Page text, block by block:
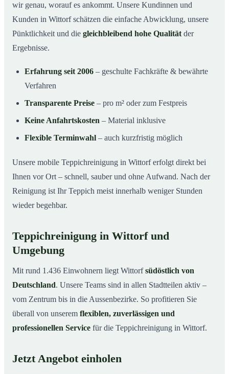
wir genau, worauf es ankommt. Unsere Kundinnen und
Kunden in Wittorf schätzen die einfache Abwicklung, unsere
Pünktlichkeit und die gleichbleibend hohe Qualität der
Ergebnisse.
Erfahrung seit 2006 – geschulte Fachkräfte & bewährte
Verfahren
Transparente Preise – pro m² oder zum Festpreis
Keine Anfahrtskosten – Material inklusive
Flexible Terminwahl – auch kurzfristig möglich
Unsere mobile Teppichreinigung in Wittorf erfolgt direkt bei
Ihnen vor Ort – schnell, sauber und ohne Aufwand. Nach der
Reinigung ist Ihr Teppich meist innerhalb weniger Stunden
wieder begehbar.
Teppichreinigung in Wittorf und
Umgebung
Mit rund 1.436 Einwohnern liegt Wittorfsüdöstlich von
Deutschland. Unsere Teams sind in allen Stadtteilen aktiv –
vom Zentrum bis in die Aussenbezirke. So profitieren Sie
überall von unserem flexiblen, zuverlässigen und
professionellen Service für die Teppichreinigung in Wittorf.
Jetzt Angebot einholen